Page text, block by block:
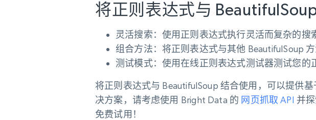
将正则表达式与
灵活搜索：使用正则表达式执行灵活而复杂的搜
组合方法：将正则表达式与其他 BeautifulSoup
测试模式：使用在线正则表达式测试器测试您的
将正则表达式与 BeautifulSoup 结合使用，可以提供
决方案，请考虑使用 Bright Data 的 网页抓取 API 并
免费试用！